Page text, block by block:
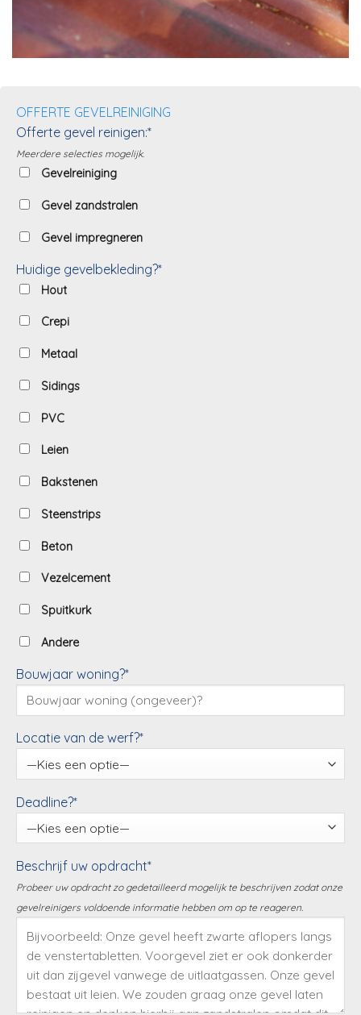
OFFERTE GEVELREINIGING
Offerte gevel reinigen:*
Meerdere selecties mogelijk.
Gevelreiniging
Gevel zandstralen
Gevel impregneren
Huidige gevelbekleding?*
Hout
Crepi
Metaal
Sidings
PVC
Leien
Bakstenen
Steenstrips
Beton
Vezelcement
Spuitkurk
Andere
Bouwjaar woning?*
Locatie van de werf?*
Deadline?*
Beschrijf uw opdracht*
Probeer uw opdracht zo gedetailleerd mogelijk te beschrijven zodat onze
gevelreinigers voldoende informatie hebben om op te reageren.